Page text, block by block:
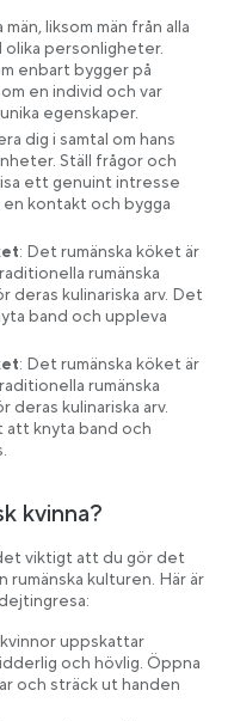
män, liksom män från alla
olika personligheter.
enbart bygger på
en individ och var
egenskaper.
dig i samtal om hans
Ställ frågor och
ett genuint intresse
kontakt och bygga
: Det rumänska köket är
rumänska
kulinariska arv. Det
band och uppleva
: Det rumänska köket är
rumänska
kulinariska arv.
att knyta band och
kvinna?
viktigt att du gör det
kulturen. Här är
kvinnor uppskattar
och hövlig. Öppna
och sträck ut handen